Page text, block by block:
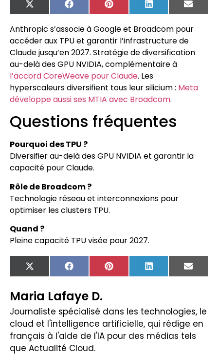
X
(Twitter)
FacebookPinterest LinkedIn
Email
Anthropic s’associe à Google et Broadcom pour
accéder aux TPU et garantir l’infrastructure de
Claude jusqu’en 2027. Stratégie de diversification
au-delà des GPU NVIDIA, complémentaire à
l’accord CoreWeave pour Claude. Les
hyperscaleurs diversifient tous leur silicium : Meta
développe aussi ses MTIA avec Broadcom.
Questions fréquentes
Pourquoi des TPU ?
Diversifier au-delà des GPU NVIDIA et garantir la
capacité pour Claude.
Rôle de Broadcom ?
Technologie réseau et interconnexions pour
optimiser les clusters TPU.
Quand ?
Pleine capacité TPU visée pour 2027.
X
(Twitter)
FacebookPinterest LinkedIn Email
Maria Lafaye D.
Journaliste spécialisé dans les technologies, le
cloud et l'intelligence artificielle, qui rédige en
français à l'aide de l'IA pour des médias tels
que Actualité Cloud.